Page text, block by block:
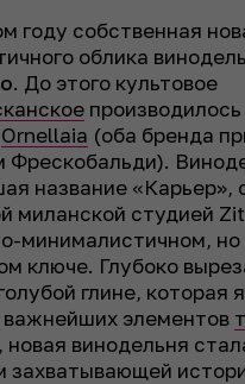
году собственная
облика
. До этого культовое
Ornellaia (оба бренда
Фрескобальди).
название «Карьер»,
миланской студией
минималистичном, но
ключе. Глубоко
глине, которая
элементов
винодельня
захватывающей